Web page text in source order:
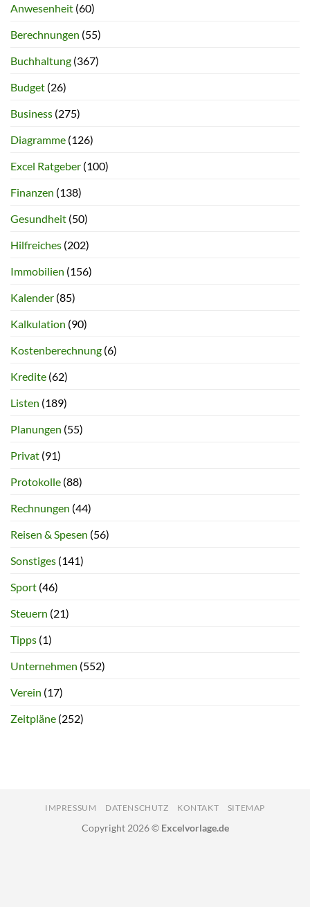
Anwesenheit (60)
Berechnungen (55)
Buchhaltung (367)
Budget (26)
Business (275)
Diagramme (126)
Excel Ratgeber (100)
Finanzen (138)
Gesundheit (50)
Hilfreiches (202)
Immobilien (156)
Kalender (85)
Kalkulation (90)
Kostenberechnung (6)
Kredite (62)
Listen (189)
Planungen (55)
Privat (91)
Protokolle (88)
Rechnungen (44)
Reisen & Spesen (56)
Sonstiges (141)
Sport (46)
Steuern (21)
Tipps (1)
Unternehmen (552)
Verein (17)
Zeitpläne (252)
IMPRESSUM DATENSCHUTZ KONTAKT SITEMAP
Copyright 2026 © Excelvorlage.de